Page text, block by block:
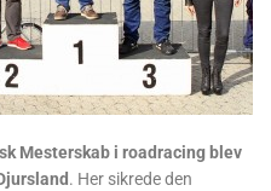
Mesterskab i roadracing blev
. Her sikrede den